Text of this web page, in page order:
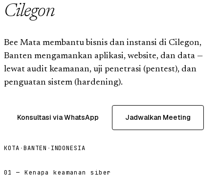
Cilegon
Bee Mata membantu bisnis dan instansi di Cilegon,
Banten mengamankan aplikasi, website, dan data —
lewat audit keamanan, uji penetrasi (pentest), dan
penguatan sistem (hardening).
Konsultasi via WhatsApp Jadwalkan Meeting
KOTA ·BANTEN · INDONESIA
01 — Kenapa keamanan siber